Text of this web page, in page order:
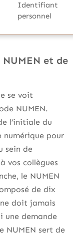
Identifiant
personnel
et de
se voit
NUMEN.
l’initiale du
numérique pour
sein de
vos collègues
le NUMEN
de dix
doit jamais
une demande
NUMEN sert de